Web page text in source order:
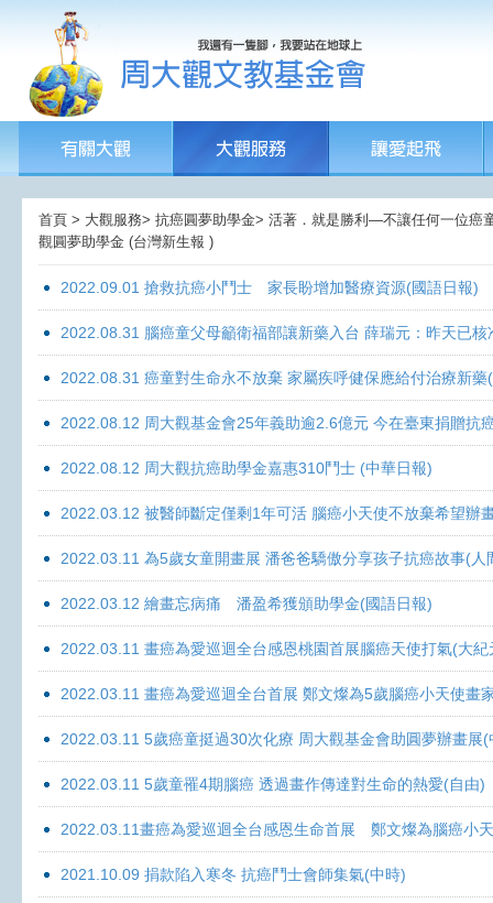
首頁 > 大觀服務> 抗癌圓夢助學金> 活著．就是勝利—不讓任何一位癌
觀圓夢助學金 (台灣新生報 )
2022.09.01 搶救抗癌小鬥士 家長盼增加醫療資源(國語日報)
2022.08.31 腦癌童父母籲衛福部讓新藥入台 薛瑞元：昨天已
2022.08.31 癌童對生命永不放棄 家屬疾呼健保應給付治療新藥
2022.08.12 周大觀基金會25年義助逾2.6億元 今在臺東捐贈抗
2022.08.12 周大觀抗癌助學金嘉惠310鬥士 (中華日報)
2022.03.12 被醫師斷定僅剩1年可活 腦癌小天使不放棄希望辦
2022.03.11 為5歲女童開畫展 潘爸爸驕傲分享孩子抗癌故事(人
2022.03.12 繪畫忘病痛 潘盈希獲頒助學金(國語日報)
2022.03.11 畫癌為愛巡迴全台感恩桃園首展腦癌天使打氣(大紀
2022.03.11 畫癌為愛巡迴全台首展 鄭文燦為5歲腦癌小天使畫
2022.03.11 5歲癌童挺過30次化療 周大觀基金會助圓夢辦畫展
2022.03.11 5歲童罹4期腦癌 透過畫作傳達對生命的熱愛(自由)
2022.03.11畫癌為愛巡迴全台感恩生命首展 鄭文燦為腦癌小
2021.10.09 捐款陷入寒冬 抗癌鬥士會師集氣(中時)